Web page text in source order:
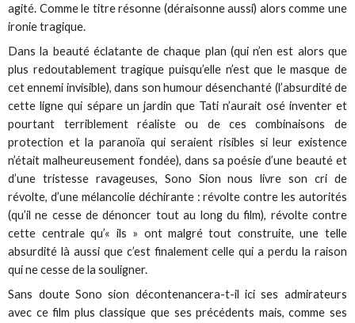
agité. Comme le titre résonne (déraisonne aussi) alors comme une
ironie tragique.
Dans la beauté éclatante de chaque plan (qui n’en est alors que
plus redoutablement tragique puisqu’elle n’est que le masque de
cet ennemi invisible), dans son humour désenchanté (l’absurdité de
cette ligne qui sépare un jardin que Tati n’aurait osé inventer et
pourtant terriblement réaliste ou de ces combinaisons de
protection et la paranoïa qui seraient risibles si leur existence
n’était malheureusement fondée), dans sa poésie d’une beauté et
d’une tristesse ravageuses, Sono Sion nous livre son cri de
révolte, d’une mélancolie déchirante : révolte contre les autorités
(qu’il ne cesse de dénoncer tout au long du film), révolte contre
cette centrale qu’« ils » ont malgré tout construite, une telle
absurdité là aussi que c’est finalement celle qui a perdu la raison
qui ne cesse de la souligner.
Sans doute Sono sion décontenancera-t-il ici ses admirateurs
avec ce film plus classique que ses précédents mais, comme ses